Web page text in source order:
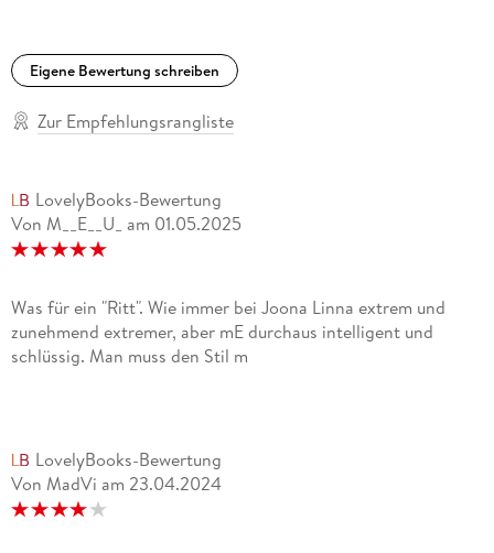
Eigene Bewertung schreiben
Zur Empfehlungsrangliste
LovelyBooks-Bewertung
Von M__E__U_ am 01.05.2025
Was für ein "Ritt". Wie immer bei Joona Linna extrem und
zunehmend extremer, aber mE durchaus intelligent und
schlüssig. Man muss den Stil m
LovelyBooks-Bewertung
Von MadVi am 23.04.2024